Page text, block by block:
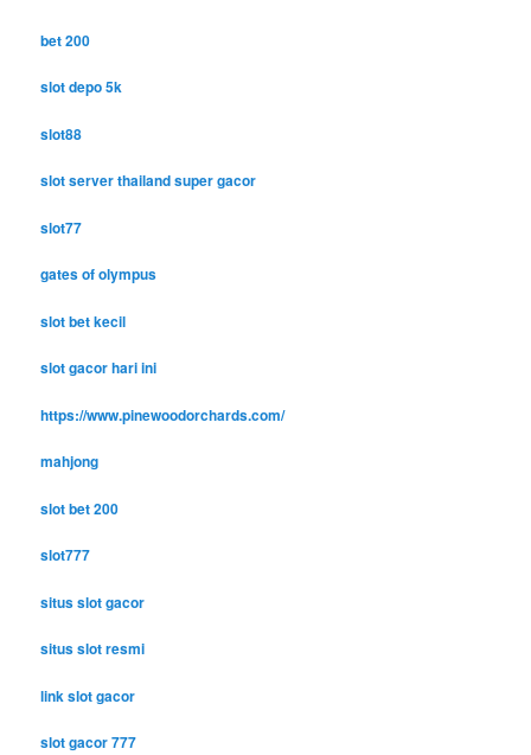
bet 200
slot depo 5k
slot88
slot server thailand super gacor
slot77
gates of olympus
slot bet kecil
slot gacor hari ini
https://www.pinewoodorchards.com/
mahjong
slot bet 200
slot777
situs slot gacor
situs slot resmi
link slot gacor
slot gacor 777